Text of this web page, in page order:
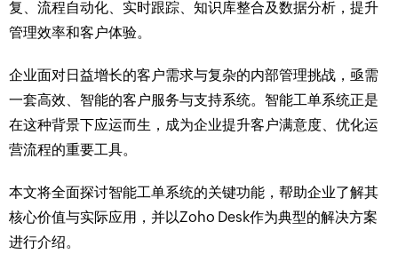
复、流程自动化、实时跟踪、知识库整合及数据分析，提升
管理效率和客户体验。
企业面对日益增长的客户需求与复杂的内部管理挑战，亟需
一套高效、智能的客户服务与支持系统。智能工单系统正是
在这种背景下应运而生，成为企业提升客户满意度、优化运
营流程的重要工具。
本文将全面探讨智能工单系统的关键功能，帮助企业了解其
核心价值与实际应用，并以Zoho Desk作为典型的解决方案
进行介绍。